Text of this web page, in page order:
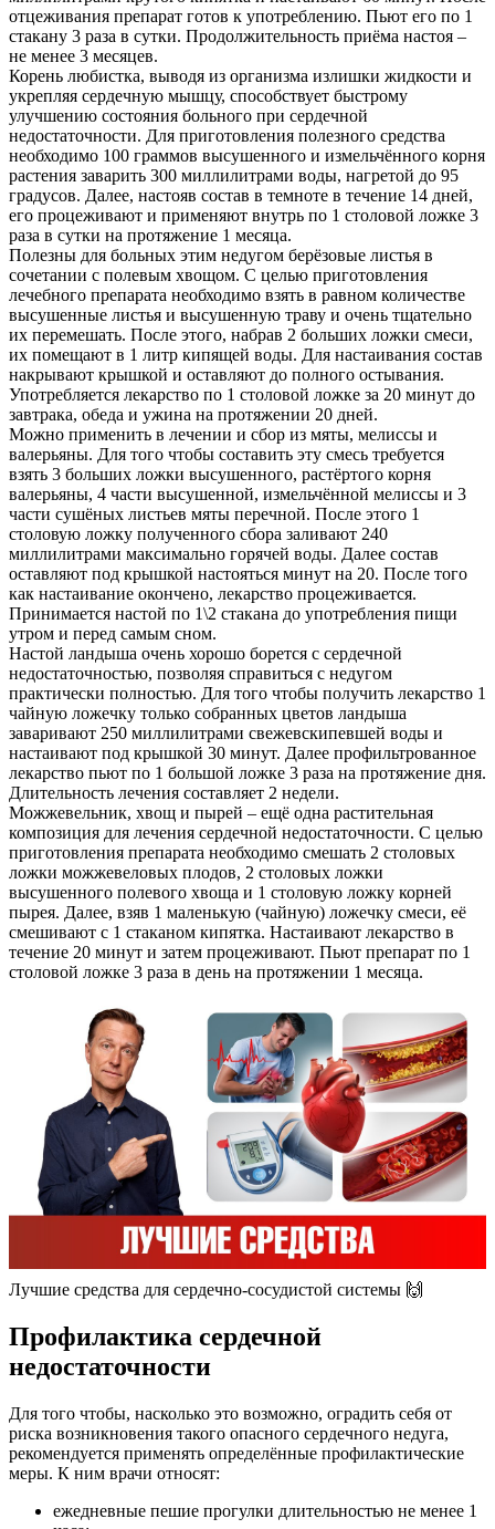
отцеживания препарат готов к употреблению. Пьют его по 1
стакану 3 раза в сутки. Продолжительность приёма настоя –
не менее 3 месяцев.
Корень любистка, выводя из организма излишки жидкости и
укрепляя сердечную мышцу, способствует быстрому
улучшению состояния больного при сердечной
недостаточности. Для приготовления полезного средства
необходимо 100 граммов высушенного и измельчённого корня
растения заварить 300 миллилитрами воды, нагретой до 95
градусов. Далее, настояв состав в темноте в течение 14 дней,
его процеживают и применяют внутрь по 1 столовой ложке 3
раза в сутки на протяжение 1 месяца.
Полезны для больных этим недугом берёзовые листья в
сочетании с полевым хвощом. С целью приготовления
лечебного препарата необходимо взять в равном количестве
высушенные листья и высушенную траву и очень тщательно
их перемешать. После этого, набрав 2 больших ложки смеси,
их помещают в 1 литр кипящей воды. Для настаивания состав
накрывают крышкой и оставляют до полного остывания.
Употребляется лекарство по 1 столовой ложке за 20 минут до
завтрака, обеда и ужина на протяжении 20 дней.
Можно применить в лечении и сбор из мяты, мелиссы и
валерьяны. Для того чтобы составить эту смесь требуется
взять 3 больших ложки высушенного, растёртого корня
валерьяны, 4 части высушенной, измельчённой мелиссы и 3
части сушёных листьев мяты перечной. После этого 1
столовую ложку полученного сбора заливают 240
миллилитрами максимально горячей воды. Далее состав
оставляют под крышкой настояться минут на 20. После того
как настаивание окончено, лекарство процеживается.
Принимается настой по 1\2 стакана до употребления пищи
утром и перед самым сном.
Настой ландыша очень хорошо борется с сердечной
недостаточностью, позволяя справиться с недугом
практически полностью. Для того чтобы получить лекарство 1
чайную ложечку только собранных цветов ландыша
заваривают 250 миллилитрами свежевскипевшей воды и
настаивают под крышкой 30 минут. Далее профильтрованное
лекарство пьют по 1 большой ложке 3 раза на протяжение дня.
Длительность лечения составляет 2 недели.
Можжевельник, хвощ и пырей – ещё одна растительная
композиция для лечения сердечной недостаточности. С целью
приготовления препарата необходимо смешать 2 столовых
ложки можжевеловых плодов, 2 столовых ложки
высушенного полевого хвоща и 1 столовую ложку корней
пырея. Далее, взяв 1 маленькую (чайную) ложечку смеси, её
смешивают с 1 стаканом кипятка. Настаивают лекарство в
течение 20 минут и затем процеживают. Пьют препарат по 1
столовой ложке 3 раза в день на протяжении 1 месяца.
Лучшие средства для сердечно-сосудистой системы 🙌
Профилактика сердечной
недостаточности
Для того чтобы, насколько это возможно, оградить себя от
риска возникновения такого опасного сердечного недуга,
рекомендуется применять определённые профилактические
меры. К ним врачи относят:
ежедневные пешие прогулки длительностью не менее 1